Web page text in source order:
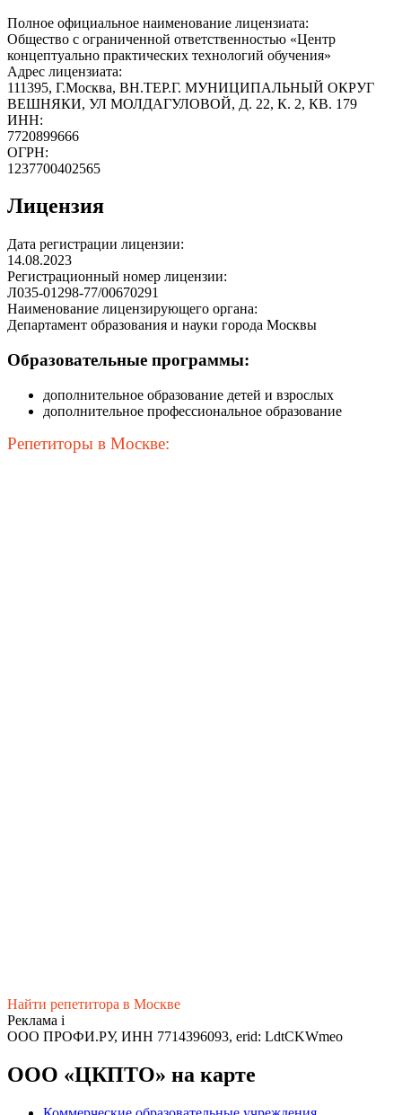
Полное официальное наименование лицензиата:
Общество с ограниченной ответственностью «Центр
концептуально практических технологий обучения»
Адрес лицензиата:
111395, Г.Москва, ВН.ТЕР.Г. МУНИЦИПАЛЬНЫЙ ОКРУГ
ВЕШНЯКИ, УЛ МОЛДАГУЛОВОЙ, Д. 22, К. 2, КВ. 179
ИНН:
7720899666
ОГРН:
1237700402565
Лицензия
Дата регистрации лицензии:
14.08.2023
Регистрационный номер лицензии:
Л035-01298-77/00670291
Наименование лицензирующего органа:
Департамент образования и науки города Москвы
Образовательные программы:
дополнительное образование детей и взрослых
дополнительное профессиональное образование
Репетиторы в Москве:
Найти репетитора в Москве
Реклама i
ООО ПРОФИ.РУ, ИНН 7714396093, erid: LdtCKWmeo
ООО «ЦКПТО» на карте